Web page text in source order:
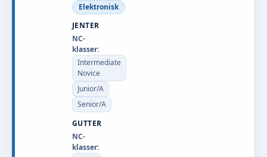
Elektronisk
JENTER
NC-
klasser:
Intermediate
Novice
Junior/A
Senior/A
GUTTER
NC-
klasser: